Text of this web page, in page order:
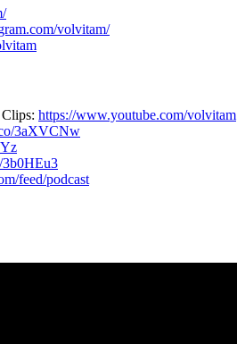
volvitam/
https://www.youtube.com/volvitam
3aXVCNw
feed/podcast